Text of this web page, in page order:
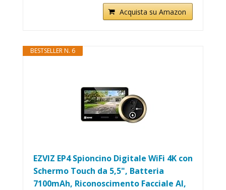
Acquista su Amazon
BESTSELLER N. 6
EZVIZ EP4 Spioncino Digitale WiFi 4K con
Schermo Touch da 5,5", Batteria
7100mAh, Riconoscimento Facciale AI,